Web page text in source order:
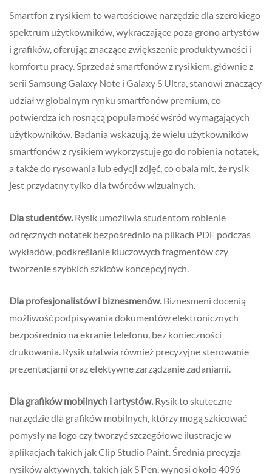
Smartfon z rysikiem to wartościowe narzędzie dla szerokiego
spektrum użytkowników, wykraczające poza grono artystów
i grafików, oferując znaczące zwiększenie produktywności i
komfortu pracy. Sprzedaż smartfonów z rysikiem, głównie z
serii Samsung Galaxy Note i Galaxy S Ultra, stanowi znaczący
udział w globalnym rynku smartfonów premium, co
potwierdza ich rosnącą popularność wśród wymagających
użytkowników. Badania wskazują, że wielu użytkowników
smartfonów z rysikiem wykorzystuje go do robienia notatek,
a także do rysowania lub edycji zdjęć, co obala mit, że rysik
jest przydatny tylko dla twórców wizualnych.
Dla studentów.Rysik umożliwia studentom robienie
odręcznych notatek bezpośrednio na plikach PDF podczas
wykładów, podkreślanie kluczowych fragmentów czy
tworzenie szybkich szkiców koncepcyjnych.
Dla profesjonalistów i biznesmenów.Biznesmeni docenią
możliwość podpisywania dokumentów elektronicznych
bezpośrednio na ekranie telefonu, bez konieczności
drukowania. Rysik ułatwia również precyzyjne sterowanie
prezentacjami oraz efektywne zarządzanie zadaniami.
Dla grafików mobilnych i artystów.Rysik to skuteczne
narzędzie dla grafików mobilnych, którzy mogą szkicować
pomysły na logo czy tworzyć szczegółowe ilustracje w
aplikacjach takich jak Clip Studio Paint. Średnia precyzja
rysików aktywnych, takich jak S Pen, wynosi około 4096